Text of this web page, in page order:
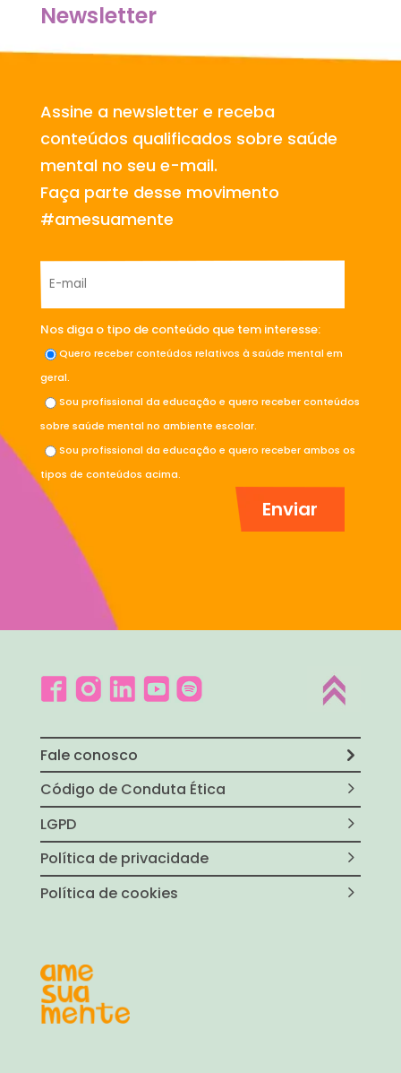
Newsletter
Assine a newsletter e receba
conteúdos qualificados sobre saúde
mental no seu e-mail.
Faça parte desse movimento
#amesuamente
Nos diga o tipo de conteúdo que tem interesse:
Quero receber conteúdos relativos à saúde mental em
geral.
Sou profissional da educação e quero receber conteúdos
sobre saúde mental no ambiente escolar.
Sou profissional da educação e quero receber ambos os
tipos de conteúdos acima.
Fale conosco
Código de Conduta Ética
LGPD
Política de privacidade
Política de cookies